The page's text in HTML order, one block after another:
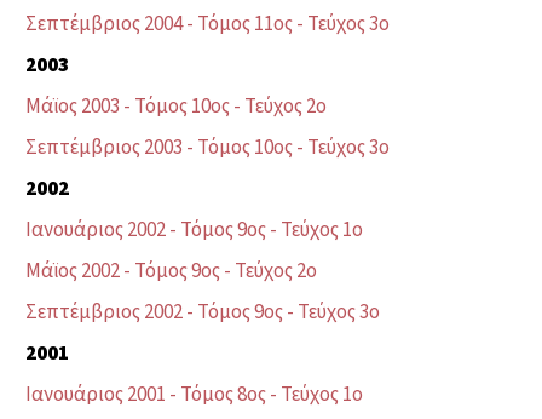
Σεπτέμβριος 2004 - Τόμος 11ος - Τεύχος 3ο
2003
Μάϊος 2003 - Τόμος 10ος - Τεύχος 2ο
Σεπτέμβριος 2003 - Τόμος 10ος - Τεύχος 3ο
2002
Ιανουάριος 2002 - Τόμος 9ος - Τεύχος 1ο
Μάϊος 2002 - Τόμος 9ος - Τεύχος 2ο
Σεπτέμβριος 2002 - Τόμος 9ος - Τεύχος 3ο
2001
Ιανουάριος 2001 - Τόμος 8ος - Τεύχος 1ο